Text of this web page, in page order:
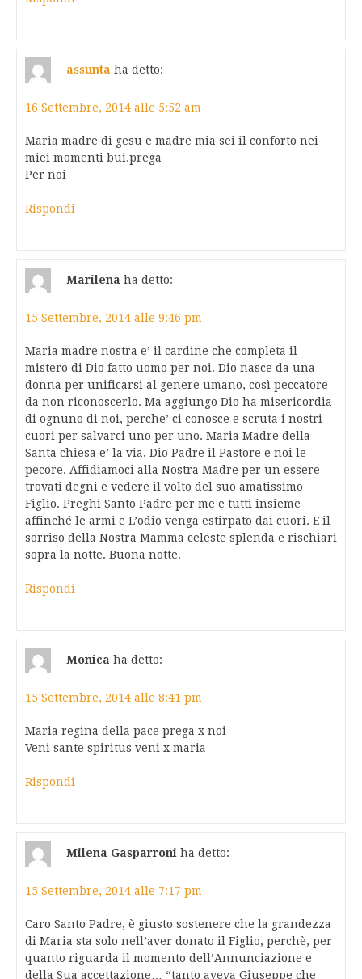
assunta ha detto:
16 Settembre, 2014 alle 5:52 am
Maria madre di gesu e madre mia sei il conforto nei
miei momenti bui.prega
Per noi
Rispondi
Marilena ha detto:
15 Settembre, 2014 alle 9:46 pm
Maria madre nostra e’ il cardine che completa il
mistero di Dio fatto uomo per noi. Dio nasce da una
donna per unificarsi al genere umano, così peccatore
da non riconoscerlo. Ma aggiungo Dio ha misericordia
di ognuno di noi, perche’ ci conosce e scruta i nostri
cuori per salvarci uno per uno. Maria Madre della
Santa chiesa e’ la via, Dio Padre il Pastore e noi le
pecore. Affidiamoci alla Nostra Madre per un essere
trovati degni e vedere il volto del suo amatissimo
Figlio. Preghi Santo Padre per me e tutti insieme
affinché le armi e L’odio venga estirpato dai cuori. E il
sorriso della Nostra Mamma celeste splenda e rischiari
sopra la notte. Buona notte.
Rispondi
Monica ha detto:
15 Settembre, 2014 alle 8:41 pm
Maria regina della pace prega x noi
Veni sante spiritus veni x maria
Rispondi
Milena Gasparroni ha detto:
15 Settembre, 2014 alle 7:17 pm
Caro Santo Padre, è giusto sostenere che la grandezza
di Maria sta solo nell’aver donato il Figlio, perchè, per
quanto riguarda il momento dell’Annunciazione e
della Sua accettazione… “tanto aveva Giuseppe che